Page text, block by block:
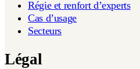
Régie et renfort d’experts
Cas d’usage
Secteurs
Légal